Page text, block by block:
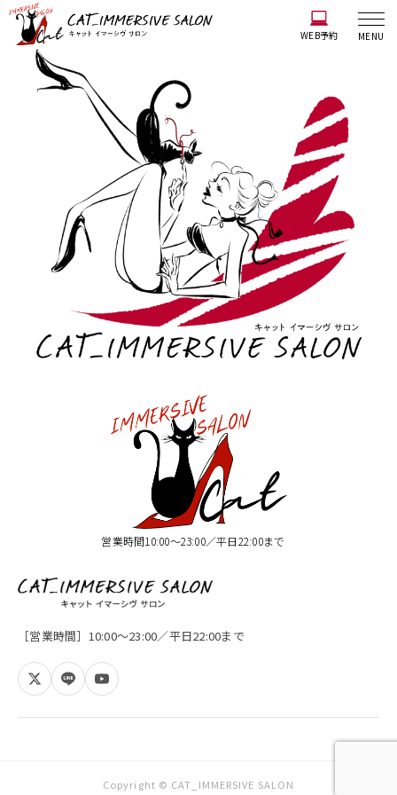
WEB予約 MENU
営業時間10:00〜23:00／平日22:00まで
［営業時間］10:00〜23:00／平日22:00まで
Copyright © CAT_IMMERSIVE SALON